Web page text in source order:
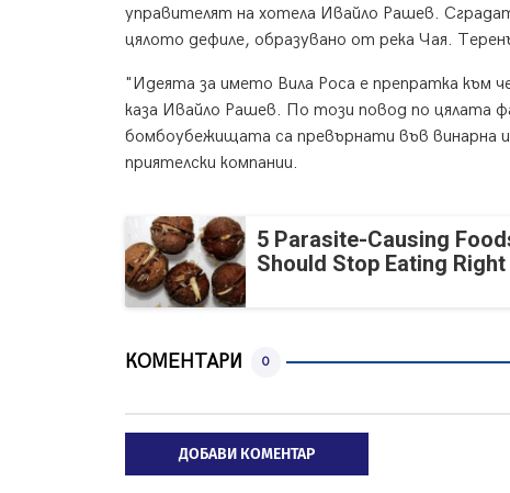
управителят на хотела Ивайло Рашев.
цялото дефиле, образувано от река Чая.
"Идеята за името Вила Роса е препратка към
каза Ивайло Рашев. По този повод по цялата
бомбоубежищата са превърнати във винарна
приятелски компании.
5 Parasite-Causing
Should Stop Eating
КОМЕНТАРИ 0
ДОБАВИ КОМЕНТАР